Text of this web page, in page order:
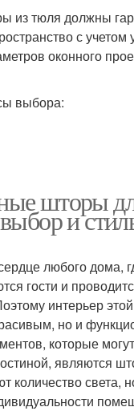
из тюля должны
с учетом
оконного
выбора:
шторы
и
любого дома,
гости и
интерьер
но и
которые
являются
количество света,